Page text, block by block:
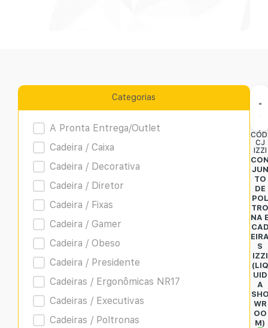
Categorias
Product Archive
A Pronta Entrega/Outlet
Cadeira / Caixa
Cadeira / Decorativa
Cadeira / Diretor
Cadeira / Fixas
Cadeira / Gamer
Cadeira / Obeso
Cadeira / Presidente
Cadeiras / Ergonômicas NR17
Cadeiras / Executivas
Cadeiras / Poltronas
CJ
IZZI
JUN
TO
DE
POL
NA
S
IZZI
(LIQ
UID
A
WR
OO
M)